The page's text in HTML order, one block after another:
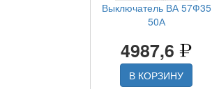
Выключатель ВА 57Ф35
50А
4987,6
В КОРЗИНУ